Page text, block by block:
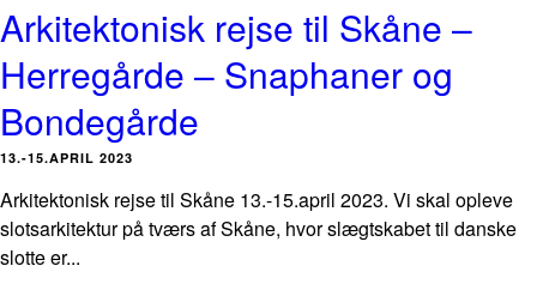
Arkitektonisk rejse til Skåne –
Herregårde – Snaphaner og
Bondegårde
13.-15.APRIL 2023
Arkitektonisk rejse til Skåne 13.-15.april 2023. Vi skal opleve
slotsarkitektur på tværs af Skåne, hvor slægtskabet til danske
slotte er...